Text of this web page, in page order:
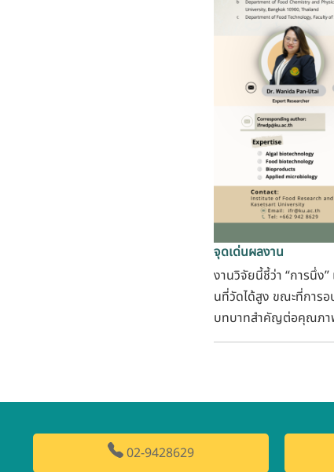
จุดเด่นผลงาน
งานวิจัยนี้ชี้ว่า “การนึ่ง
นที่วัดได้สูง ขณะที่การ
บทบาทสำคัญต่อคุณภา
02-9428629